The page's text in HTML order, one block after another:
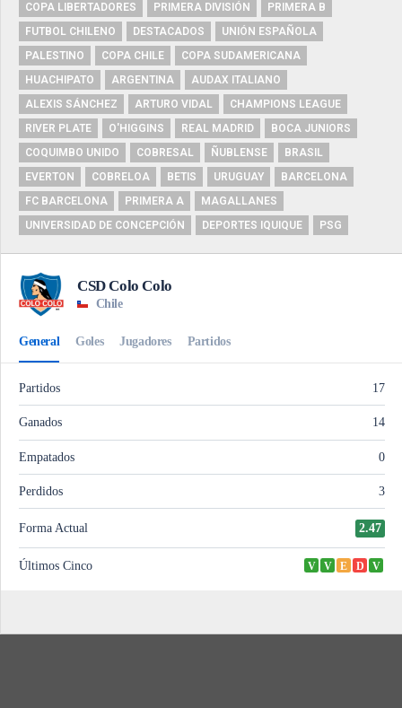
COPA LIBERTADORES
PRIMERA DIVISIÓN
PRIMERA B
FUTBOL CHILENO
DESTACADOS
UNIÓN ESPAÑOLA
PALESTINO
COPA CHILE
COPA SUDAMERICANA
HUACHIPATO
ARGENTINA
AUDAX ITALIANO
ALEXIS SÁNCHEZ
ARTURO VIDAL
CHAMPIONS LEAGUE
RIVER PLATE
O'HIGGINS REAL MADRID
BOCA JUNIORS
COQUIMBO UNIDO
COBRESAL ÑUBLENSE
BRASIL
EVERTON
COBRELOA BETIS URUGUAY
BARCELONA
FC BARCELONA
PRIMERA A
MAGALLANES
UNIVERSIDAD DE CONCEPCIÓN
DEPORTES IQUIQUE PSG